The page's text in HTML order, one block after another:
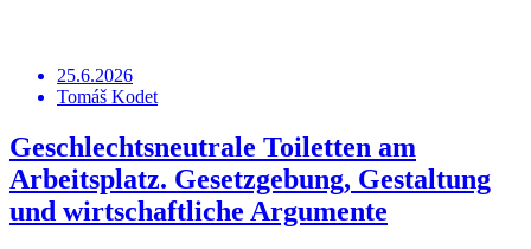
25.6.2026
Tomáš Kodet
Geschlechtsneutrale Toiletten am
Arbeitsplatz. Gesetzgebung, Gestaltung
und wirtschaftliche Argumente